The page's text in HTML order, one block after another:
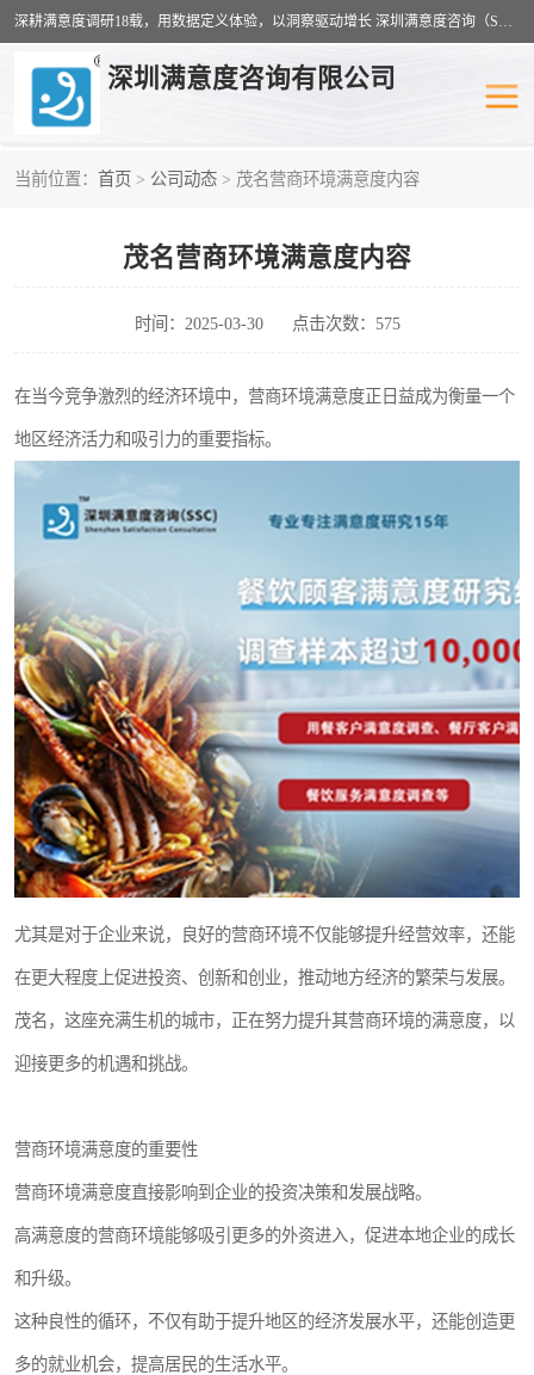
深耕满意度调研18载，用数据定义体验，以洞察驱动增长 深圳满意度咨询（SSC）：十八年专注，丈量每一份体验。
深圳满意度咨询有限公司
当前位置： 首页 > 公司动态 > 茂名营商环境满意度内容
茂名营商环境满意度内容
时间：2025-03-30 点击次数：575
在当今竞争激烈的经济环境中，营商环境满意度正日益成为衡量一个
地区经济活力和吸引力的重要指标。
尤其是对于企业来说，良好的营商环境不仅能够提升经营效率，还能
在更大程度上促进投资、创新和创业，推动地方经济的繁荣与发展。
茂名，这座充满生机的城市，正在努力提升其营商环境的满意度，以
迎接更多的机遇和挑战。
营商环境满意度的重要性
营商环境满意度直接影响到企业的投资决策和发展战略。
高满意度的营商环境能够吸引更多的外资进入，促进本地企业的成长
和升级。
这种良性的循环，不仅有助于提升地区的经济发展水平，还能创造更
多的就业机会，提高居民的生活水平。
客户满意度调查 医疗服务业满意度
公共事务满意度调查 餐饮业满意度调查
营商环境满意度 员工满意度
服务满意度调查